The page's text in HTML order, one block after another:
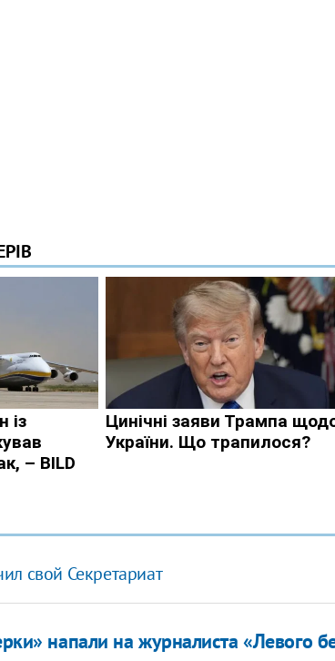
свой Секретариат
напали на журналиста «Левого